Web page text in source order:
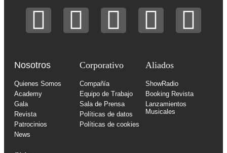
Nosotros
Quienes Somos
Academy
Gala
Revista
Patrocinios
News
Corporativo
Compañía
Equipo de Trabajo
Sala de Prensa
Políticas de datos
Políticas de cookies
Aliados
ShowRadio
Booking Revista
Lanzamientos
Musicales